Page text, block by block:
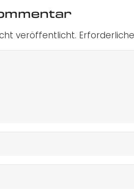
veröffentlicht.